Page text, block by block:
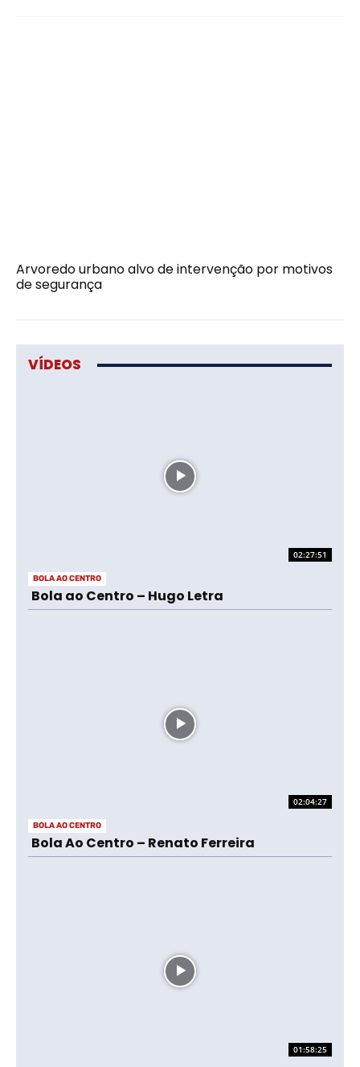
Arvoredo urbano alvo de intervenção por motivos
de segurança
VÍDEOS
02:27:51
BOLA AO CENTRO
Bola ao Centro – Hugo Letra
02:04:27
BOLA AO CENTRO
Bola Ao Centro – Renato Ferreira
01:58:25